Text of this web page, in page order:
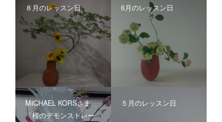
８月のレッスン日 6月のレッスン日
MICHAEL KORSさま
「桜のデモンストレー
５月のレッスン日